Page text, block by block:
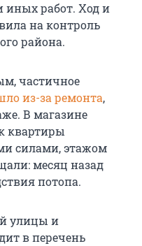
иных работ. Ход и
на контроль
района.
частичное
из-за ремонта,
В магазине
квартиры
силами, этажом
месяц назад
потопа.
улицы и
в перечень